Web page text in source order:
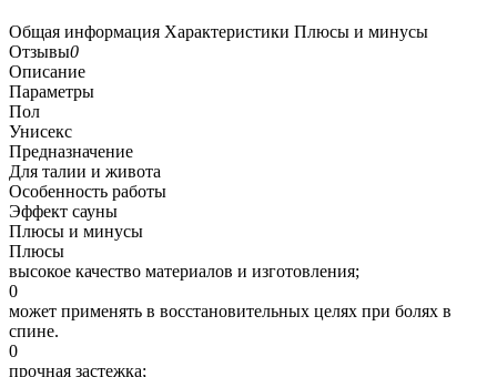
Общая информация Характеристики Плюсы и минусы
Отзывы0
Описание
Параметры
Пол
Унисекс
Предназначение
Для талии и живота
Особенность работы
Эффект сауны
Плюсы и минусы
Плюсы
высокое качество материалов и изготовления;
0
может применять в восстановительных целях при болях в
спине.
0
прочная застежка;